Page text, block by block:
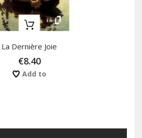
La Dernière Joie
€8.40
Add to